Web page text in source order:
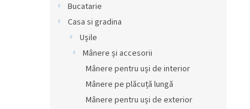
Bucatarie
Casa si gradina
Ușile
Mânere și accesorii
Mânere pentru uși de interior
Mânere pe plăcuță lungă
Mânere pentru uși de exterior